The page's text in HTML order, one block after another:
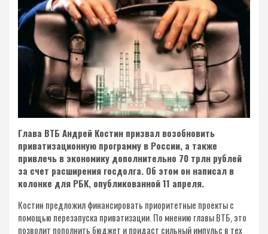
Глава ВТБ Андрей Костин призвал возобновить
приватизационную программу в России, а также
привлечь в экономику дополнительно 70 трлн рублей
за счет расширения госдолга. Об этом он написал в
колонке для РБК, опубликованной 11 апреля.
Костин предложил финансировать приоритетные проекты с
помощью перезапуска приватизации. По мнению главы ВТБ, это
позволит пополнить бюджет и придаст сильный импульс в тех